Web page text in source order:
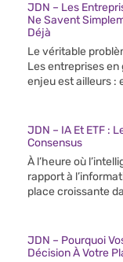
JDN – Les
Ne Savent
Déjà
Le véritable
Les entreprises
enjeu est ailleurs :
JDN – IA Et ETF :
Consensus
À l’heure où
rapport à
place croissante
JDN – Pourquoi
Décision À Votre